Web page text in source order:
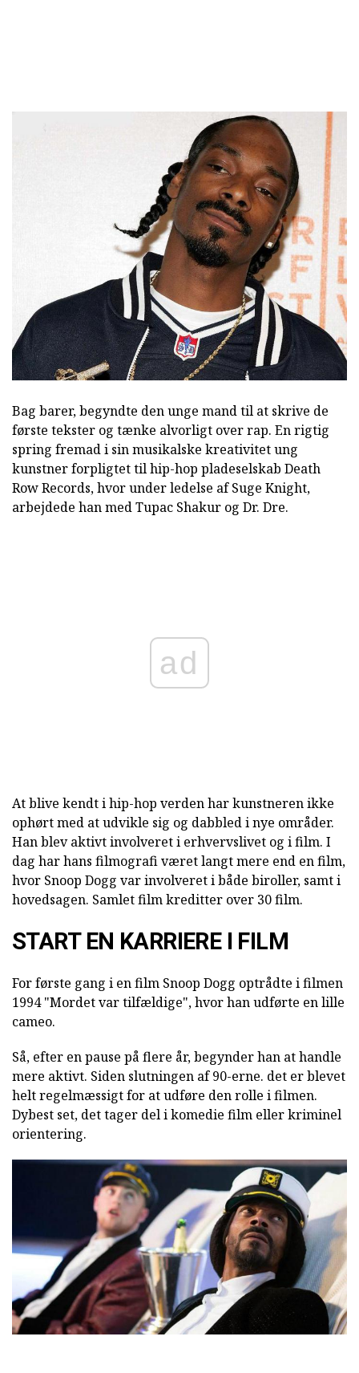
Bag barer, begyndte den unge mand til at skrive de
første tekster og tænke alvorligt over rap. En rigtig
spring fremad i sin musikalske kreativitet ung
kunstner forpligtet til hip-hop pladeselskab Death
Row Records, hvor under ledelse af Suge Knight,
arbejdede han med Tupac Shakur og Dr. Dre.
ad
At blive kendt i hip-hop verden har kunstneren ikke
ophørt med at udvikle sig og dabbled i nye områder.
Han blev aktivt involveret i erhvervslivet og i film. I
dag har hans filmografi været langt mere end en film,
hvor Snoop Dogg var involveret i både biroller, samt i
hovedsagen. Samlet film kreditter over 30 film.
START EN KARRIERE I FILM
For første gang i en film Snoop Dogg optrådte i filmen
1994 "Mordet var tilfældige", hvor han udførte en lille
cameo.
Så, efter en pause på flere år, begynder han at handle
mere aktivt. Siden slutningen af 90-erne. det er blevet
helt regelmæssigt for at udføre den rolle i filmen.
Dybest set, det tager del i komedie film eller kriminel
orientering.